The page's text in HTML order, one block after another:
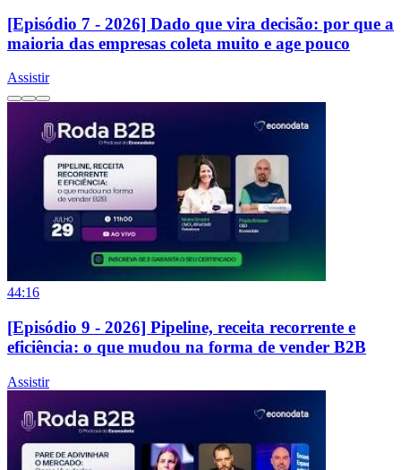
[Episódio 7 - 2026] Dado que vira decisão: por que a
maioria das empresas coleta muito e age pouco
Assistir
44:16
[Episódio 9 - 2026] Pipeline, receita recorrente e
eficiência: o que mudou na forma de vender B2B
Assistir